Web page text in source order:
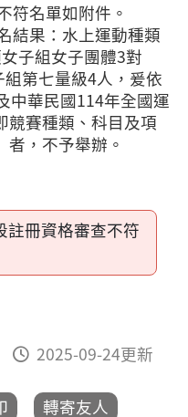
符名單如附件。
結果：水上運動種類
子組女子團體3對
第七量級4人，爰依
中華民國114年全國運
競賽種類、科目及項
，不予舉辦。
註冊資格審查不符
2025-09-24更新